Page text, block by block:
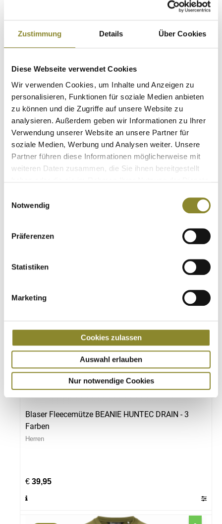
Zustimmung Details Über Cookies
Diese Webseite verwendet Cookies
Wir verwenden Cookies, um Inhalte und Anzeigen zu
personalisieren, Funktionen für soziale Medien anbieten
zu können und die Zugriffe auf unsere Website zu
analysieren. Außerdem geben wir Informationen zu Ihrer
Verwendung unserer Website an unsere Partner für
soziale Medien, Werbung und Analysen weiter. Unsere
Partner führen diese Informationen möglicherweise mit
weiteren Daten zusammen, die Sie ihnen bereitgestellt
Notwendig
Präferenzen
Statistiken
Marketing
Cookies zulassen
Auswahl erlauben
Nur notwendige Cookies
Blaser Daunenjacke HUNTEC OBSERVER - 3
Farbvarianten
Daunenjacken Herren
Blaser Fleecemütze BEANIE HUNTEC DRAIN - 3
Farben
Herren
€ 39,95